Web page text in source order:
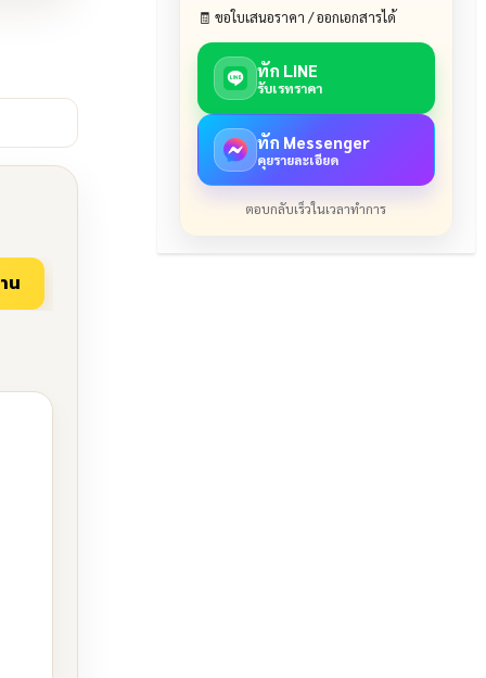
🧾 ขอใบเสนอราคา / ออกเอกสารได้
ทัก LINE
รับเรทราคา
ทัก Messenger
คุยรายละเอียด
ตอบกลับเร็วในเวลาทำการ